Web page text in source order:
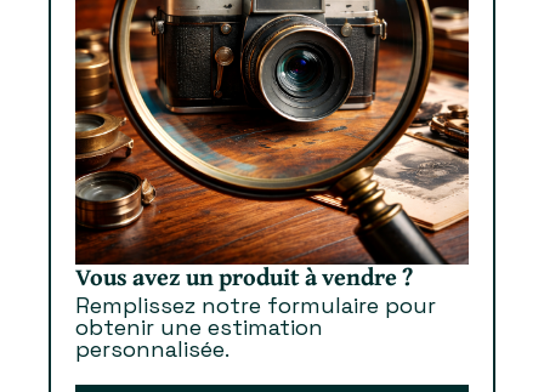
Vous avez un produit à vendre ?
Remplissez notre formulaire pour
obtenir une estimation
personnalisée.